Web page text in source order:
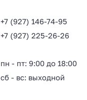
+7 (927) 146-74-95
+7 (927) 225-26-26
пн - пт: 9:00 до 18:00
сб - вс: выходной